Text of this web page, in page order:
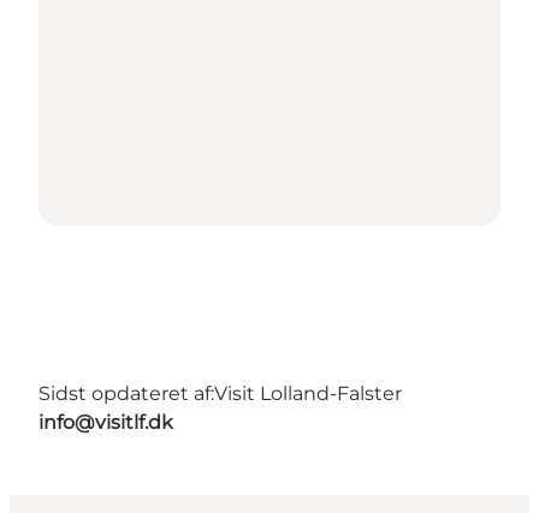
Sidst opdateret af:Visit Lolland-Falster
info@visitlf.dk